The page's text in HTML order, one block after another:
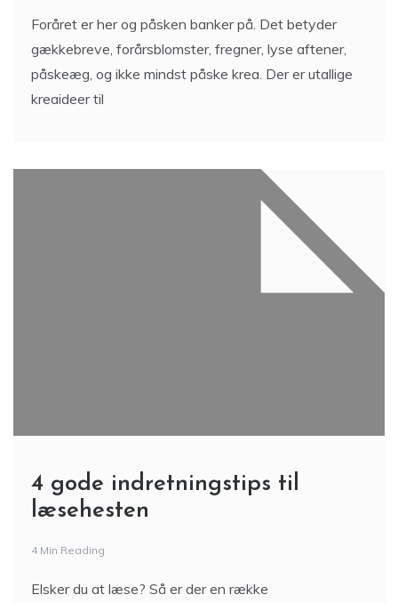
Foråret er her og påsken banker på. Det betyder
gækkebreve, forårsblomster, fregner, lyse aftener,
påskeæg, og ikke mindst påske krea. Der er utallige
kreaideer til
4 gode indretningstips til
læsehesten
4 Min Reading
Elsker du at læse? Så er der en række